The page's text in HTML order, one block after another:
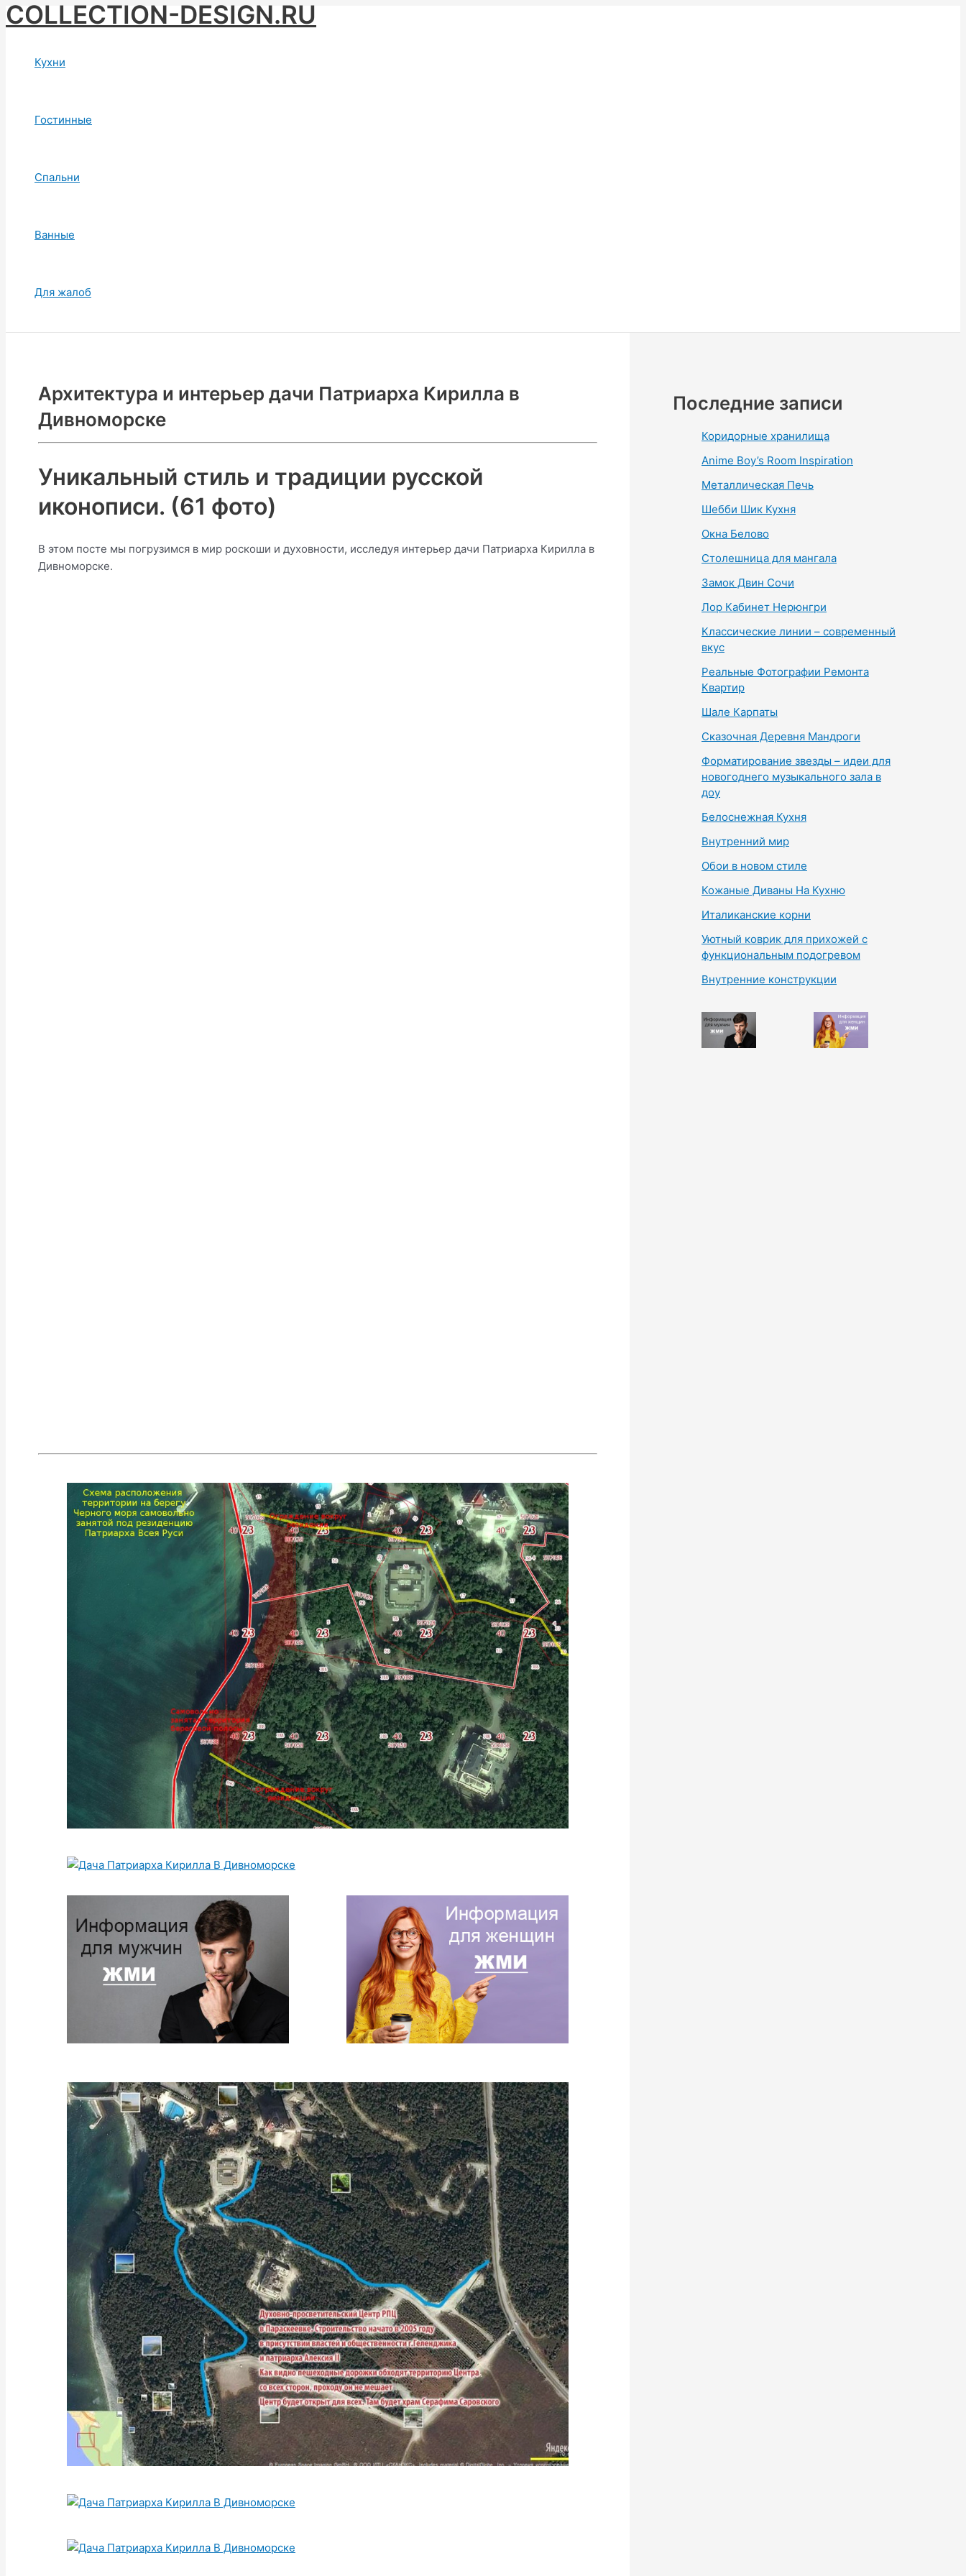
Skip
to
COLLECTION-DESIGN.RU
Кухни
Гостинные
Спальни
Ванные
Для жалоб
Архитектура и интерьер дачи Патриарха Кирилла в
Дивноморске
Уникальный стиль и традиции русской
иконописи. (61 фото)
В этом посте мы погрузимся в мир роскоши и духовности, исследуя интерьер дачи Патриарха Кирилла в
Дивноморске.
Последние записи
Коридорные хранилища
Anime Boy’s Room Inspiration
Металлическая Печь
Шебби Шик Кухня
Окна Белово
Столешница для мангала
Замок Двин Сочи
Лор Кабинет Нерюнгри
Классические линии – современный
вкус
Реальные Фотографии Ремонта
Квартир
Шале Карпаты
Сказочная Деревня Мандроги
Форматирование звезды – идеи для
новогоднего музыкального зала в
доу
Белоснежная Кухня
Внутренний мир
Обои в новом стиле
Кожаные Диваны На Кухню
Италиканские корни
Уютный коврик для прихожей с
функциональным подогревом
Внутренние конструкции